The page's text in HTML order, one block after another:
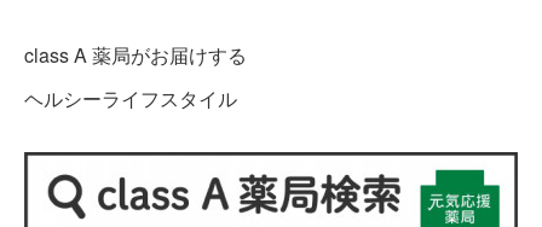
class A 薬局がお届けする
ヘルシーライフスタイル